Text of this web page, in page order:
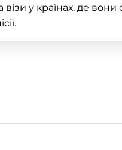
у країнах, де